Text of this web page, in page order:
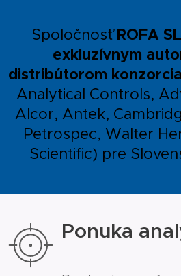
SpoločnosťROFA
exkluzívnym
distribútorom
Analytical Controls,
Alcor, Antek,
Petrospec, Walter
Scientific) pre
Ponuka